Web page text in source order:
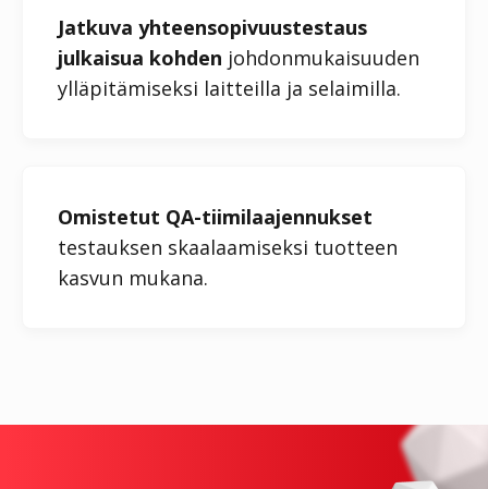
Jatkuva yhteensopivuustestaus
julkaisua kohden johdonmukaisuuden
ylläpitämiseksi laitteilla ja selaimilla.
Omistetut QA-tiimilaajennukset
testauksen skaalaamiseksi tuotteen
kasvun mukana.